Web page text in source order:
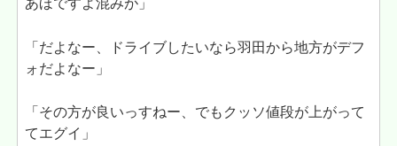
あほですよ混みが」
「だよなー、ドライブしたいなら羽田から地方がデフ
ォだよなー」
「その方が良いっすねー、でもクッソ値段が上がって
てエグイ」